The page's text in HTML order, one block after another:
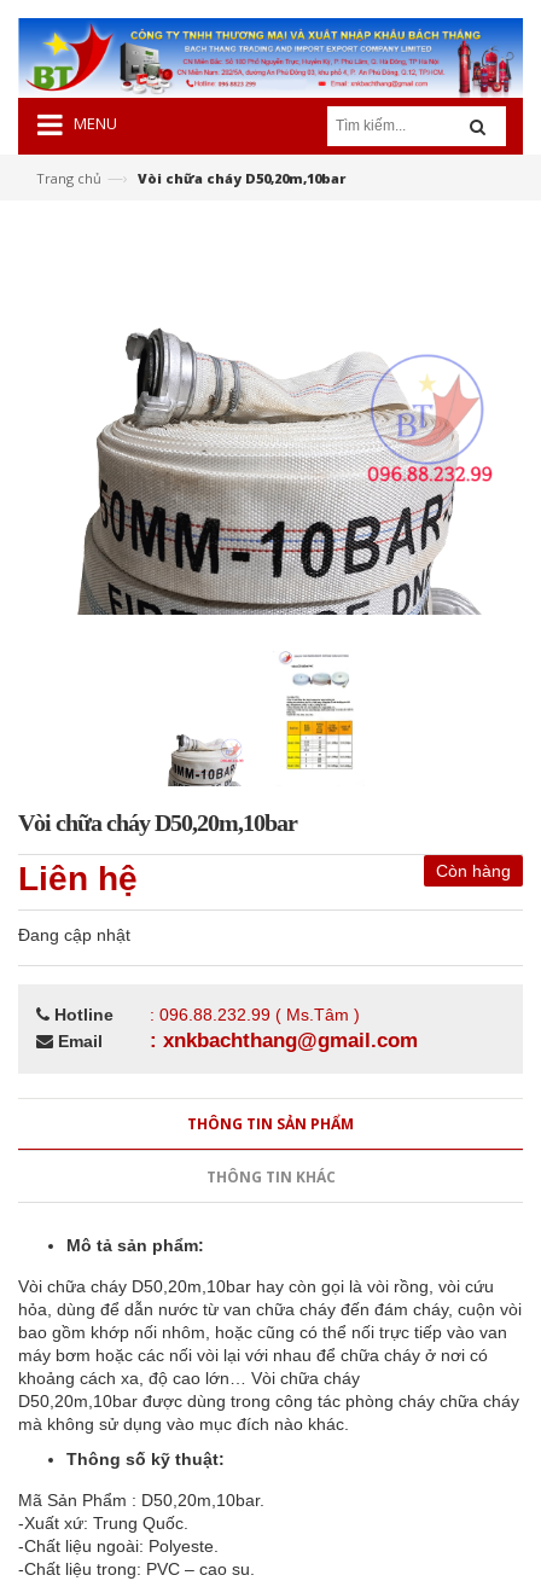
MENU
Trang chủ —› Vòi chữa cháy D50,20m,10bar
Vòi chữa cháy D50,20m,10bar
Còn hàng
Liên hệ
Đang cập nhật
Hotline
: 096.88.232.99 ( Ms.Tâm )
Email
: xnkbachthang@gmail.com
THÔNG TIN SẢN PHẨM
THÔNG TIN KHÁC
Mô tả sản phẩm:
Vòi chữa cháy D50,20m,10bar hay còn gọi là vòi rồng, vòi cứu
hỏa, dùng để dẫn nước từ van chữa cháy đến đám cháy, cuộn vòi
bao gồm khớp nối nhôm, hoặc cũng có thể nối trực tiếp vào van
máy bơm hoặc các nối vòi lại với nhau để chữa cháy ở nơi có
khoảng cách xa, độ cao lớn… Vòi chữa cháy
D50,20m,10bar được dùng trong công tác phòng cháy chữa cháy
mà không sử dụng vào mục đích nào khác.
Thông số kỹ thuật:
Mã Sản Phẩm : D50,20m,10bar.
-Xuất xứ: Trung Quốc.
-Chất liệu ngoài: Polyeste.
-Chất liệu trong: PVC – cao su.